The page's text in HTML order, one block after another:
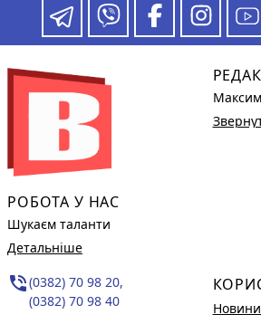
РОБОТА У НАС
Шукаєм таланти
Детальніше
phone_in_talk(0382) 70 98 20,
(0382) 70 98 40